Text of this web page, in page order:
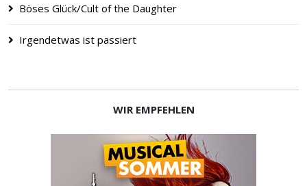
Böses Glück/Cult of the Daughter
Irgendetwas ist passiert
WIR EMPFEHLEN